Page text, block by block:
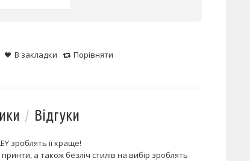
В закладки Порівняти
Відгуки
зроблять її краще!
принти, а також безліч стилів на вибір зроблять